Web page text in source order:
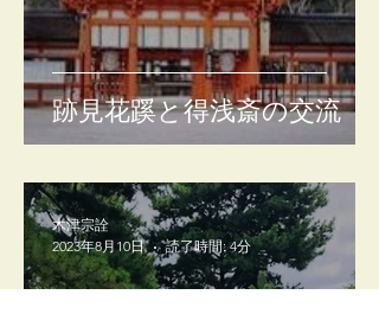
跡見花蹊と得浅斎の交流
木津宗詮
2023年8月10日
読了時間: 4分